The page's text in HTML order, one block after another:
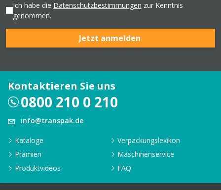
Ich habe die Datenschutzbestimmungen zur Kenntnis
genommen.
Jetzt anmelden
Kontaktieren Sie uns
0800 210 0 210
info@transpak.de
Kataloge
Verpackungslexikon
Prämien
Maschinenservice
Produktvideos
FAQ